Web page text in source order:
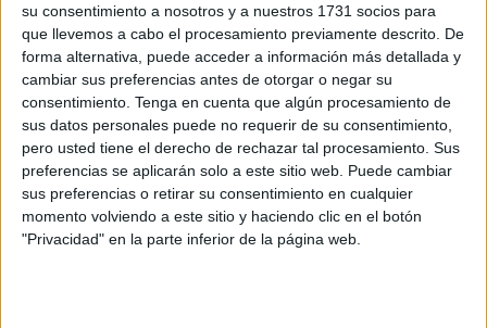
su consentimiento a nosotros y a nuestros 1731 socios para
que llevemos a cabo el procesamiento previamente descrito. De
forma alternativa, puede acceder a información más detallada y
cambiar sus preferencias antes de otorgar o negar su
consentimiento. Tenga en cuenta que algún procesamiento de
sus datos personales puede no requerir de su consentimiento,
pero usted tiene el derecho de rechazar tal procesamiento. Sus
preferencias se aplicarán solo a este sitio web. Puede cambiar
sus preferencias o retirar su consentimiento en cualquier
momento volviendo a este sitio y haciendo clic en el botón
"Privacidad" en la parte inferior de la página web.
8. CANGREJO HALOWEEN
9. SALTAMONTES ROSADO
10. LANGOSTA AZUL